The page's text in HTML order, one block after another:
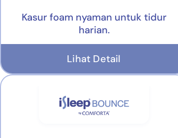
Kasur foam nyaman untuk tidur
harian.
Lihat Detail